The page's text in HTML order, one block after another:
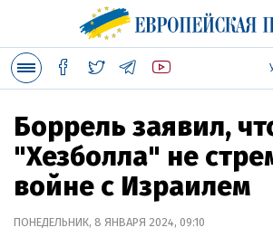
Боррель заявил,
"Хезболла" не
войне с Израилем
ПОНЕДЕЛЬНИК, 8 ЯНВАРЯ 2024, 09:10